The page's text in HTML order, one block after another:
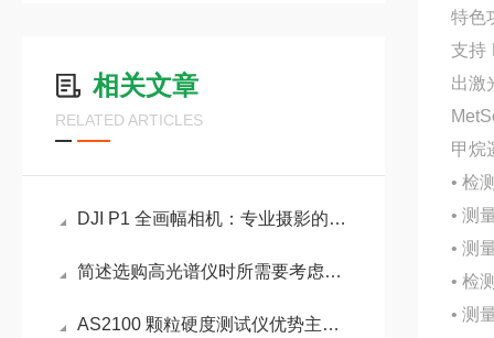
相关文章
RELATED ARTICLES
DJI P1 全画幅相机：专业摄影的理想选择
简述选购高光谱仪时所需要考虑的关键因素
AS2100 颗粒硬度测试仪优势主要体现在这几点
特色
支持
出激
甲烷
• 检
• 测
• 测
• 检
• 测